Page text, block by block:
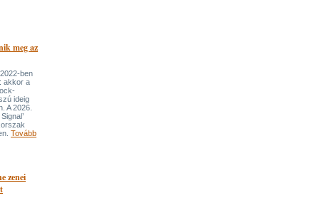
meg az
ben
akkor a
ideig
A 2026.
Tovább
zenei